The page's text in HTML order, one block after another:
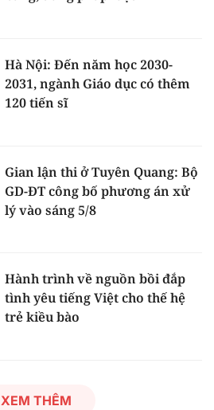
Hà Nội: Đến năm học 2030-
2031, ngành Giáo dục có thêm
120 tiến sĩ
Gian lận thi ở Tuyên Quang: Bộ
GD-ĐT công bố phương án xử
lý vào sáng 5/8
Hành trình về nguồn bồi đắp
tình yêu tiếng Việt cho thế hệ
trẻ kiều bào
XEM THÊM